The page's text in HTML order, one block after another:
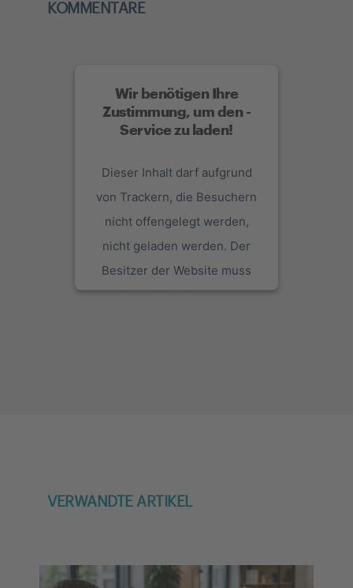
KOMMENTARE
Wir benötigen Ihre
Zustimmung, um den -
Service zu laden!
Dieser Inhalt darf aufgrund
von Trackern, die Besuchern
nicht offengelegt werden,
nicht geladen werden. Der
Besitzer der Website muss
diese mit seinem CMP
VERWANDTE ARTIKEL